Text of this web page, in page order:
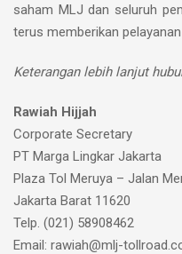
saham MLJ dan seluruh
terus memberikan
Keterangan lebih lanjut
Rawiah Hijjah
Corporate Secretary
PT Marga Lingkar Jakarta
Plaza Tol Meruya – Jalan
Jakarta Barat 11620
Telp. (021) 58908462
Email: rawiah@mlj-